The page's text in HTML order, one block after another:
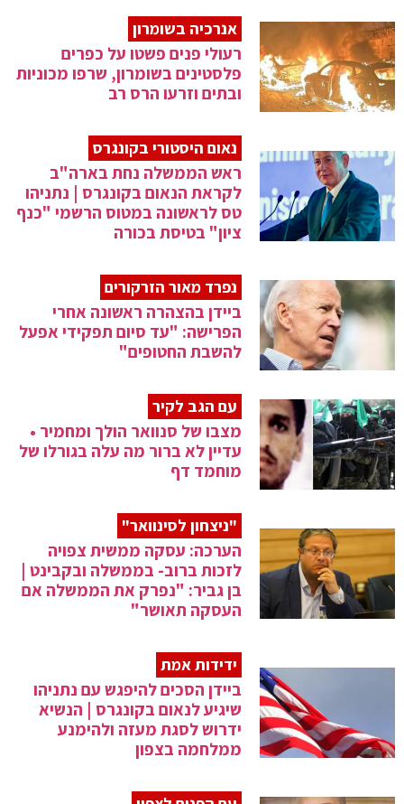
אנרכיה בשומרון
רעולי פנים פשטו על כפרים
פלסטינים בשומרון, שרפו מכוניות
ובתים וזרעו הרס רב
נאום היסטורי בקונגרס
ראש הממשלה נחת בארה"ב
לקראת הנאום בקונגרס | נתניהו
טס לראשונה במטוס הרשמי "כנף
ציון" בטיסת בכורה
נפרד מאור הזרקורים
ביידן בהצהרה ראשונה אחרי
הפרישה: "עד סיום תפקידי אפעל
להשבת החטופים"
עם הגב לקיר
מצבו של סנוואר הולך ומחמיר •
עדיין לא ברור מה עלה בגורלו של
מוחמד דף
"ניצחון לסינוואר"
הערכה: עסקה ממשית צפויה
לזכות ברוב- בממשלה ובקבינט |
בן גביר: "נפרק את הממשלה אם
העסקה תאושר"
ידידות אמת
ביידן הסכים להיפגש עם נתניהו
שיגיע לנאום בקונגרס | הנשיא
ידרוש לסגת מעזה ולהימנע
ממלחמה בצפון